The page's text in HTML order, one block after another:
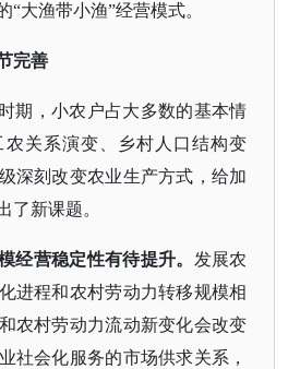
大渔带小渔”经营模式。
完善
期，小农户占大多数的基本情
关系演变、乡村人口结构变
深刻改变农业生产方式，给加
了新课题。
经营稳定性有待提升。 发展农
进程和农村劳动力转移规模相
农村劳动力流动新变化会改变
社会化服务的市场供求关系，